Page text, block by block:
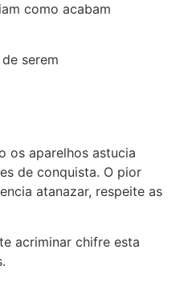
como acabam
serem
os aparelhos astucia
de conquista. O pior
atanazar, respeite as
acriminar chifre esta